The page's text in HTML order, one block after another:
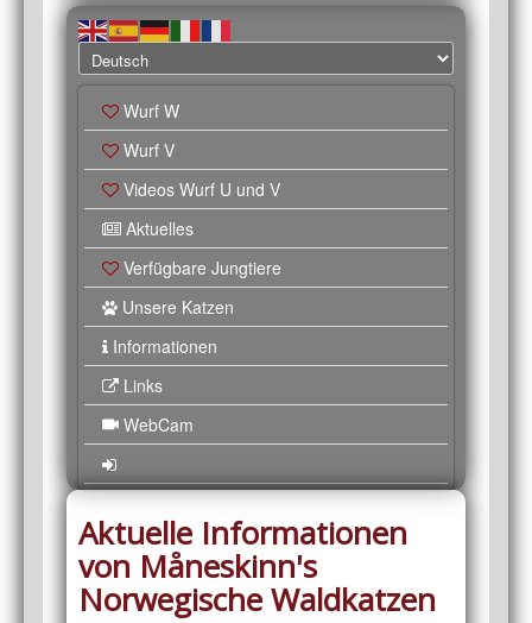
Wurf W
Wurf V
Videos Wurf U und V
Aktuelles
Verfügbare Jungtiere
Unsere Katzen
Informationen
Links
WebCam
Aktuelle Informationen
von Måneskinn's
Norwegische Waldkatzen